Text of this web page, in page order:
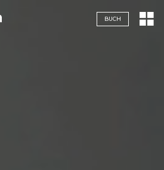
Navigazione servizi
BUCH